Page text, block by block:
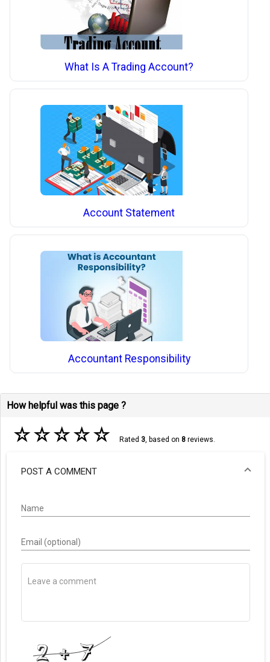
What Is A Trading Account?
Account Statement
Accountant Responsibility
How helpful was this page ?
☆☆☆☆☆ Rated 3, based on 8reviews.
POST A COMMENT
Name
Email (optional)